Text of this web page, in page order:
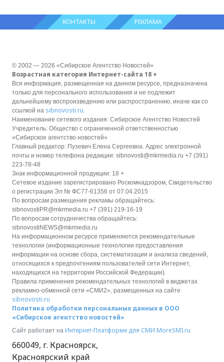
КОНТАКТЫ РЕКЛАМА
© 2002 — 2026 «Сибирское Агентство Новостей»
Возрастная категория Интернет-сайта 18 +
Вся информация, размещенная на данном ресурсе, предназначена
только для персонального использования и не подлежит
дальнейшему воспроизведению или распространению, иначе как со
ссылкой на sibnovosti.ru.
Наименование сетевого издания: Сибирское Агентство Новостей
Учредитель: Общество с ограниченной ответственностью
«Сибирское агентство новостей»
Главный редактор: Пузевич Елена Сергеевна. Адрес электронной
почты и номер телефона редакции: sibnovosti@mkrmedia.ru +7 (391)
223-78-48
Знак информационной продукции: 18 +
Сетевое издание зарегистрировано Роскомнадзором, Свидетельство
о регистрации Эл № ФС77-61356 от 07.04.2015
По вопросам размещения рекламы обращайтесь:
sibnovostiPR@mkrmedia.ru +7 (391) 219-16-19
По вопросам сотрудничества обращайтесь:
sibnovostiNEWS@mkrmedia.ru
На информационном ресурсе применяются рекомендательные
технологии (информационные технологии предоставления
информации на основе сбора, систематизации и анализа сведений,
относящихся к предпочтениям пользователей сети Интернет,
находящихся на территории Российской Федерации).
Правила применения рекомендательных технологий в виджетах
рекламно-обменной сети «СМИ2», размещенных на сайте
sibnovosti.ru
Политика обработки персональных данных в ООО
«Сибирское агентство новостей»
Сайт работает на Интернет-Платформе для СМИ MoreSMI.ru
660049, г. Красноярск,
Красноярский край